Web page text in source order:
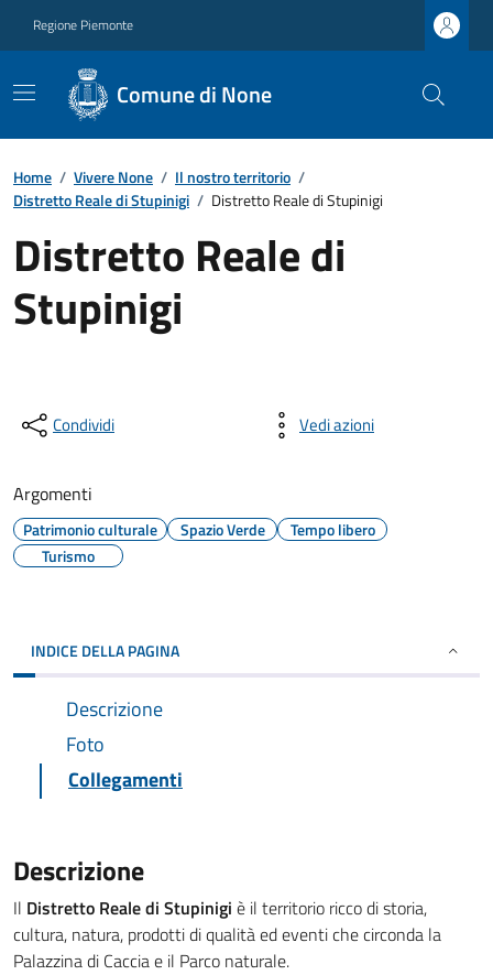
Regione Piemonte
Comune di None
Home / Vivere None / Il nostro territorio /
Distretto Reale di Stupinigi / Distretto Reale di Stupinigi
Distretto Reale di
Stupinigi
Condividi Vedi azioni
Argomenti
Patrimonio culturale Spazio Verde
Tempo libero
Turismo
INDICE DELLA PAGINA
Descrizione
Foto
Collegamenti
Descrizione
Il Distretto Reale di Stupinigi è il territorio ricco di storia,
cultura, natura, prodotti di qualità ed eventi che circonda la
Palazzina di Caccia e il Parco naturale.